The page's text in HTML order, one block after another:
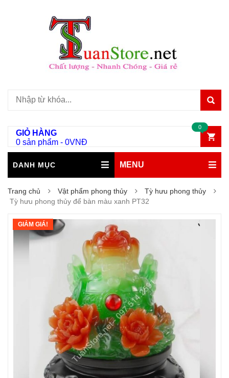
GIỎ HÀNG
0 sản phẩm - 0VNĐ
0
DANH MỤC MENU
Trang chủ Vật phẩm phong thủy
Tỳ hưu phong thủy
Tỳ hưu phong thủy để bàn màu xanh PT32
GIẢM GIÁ!